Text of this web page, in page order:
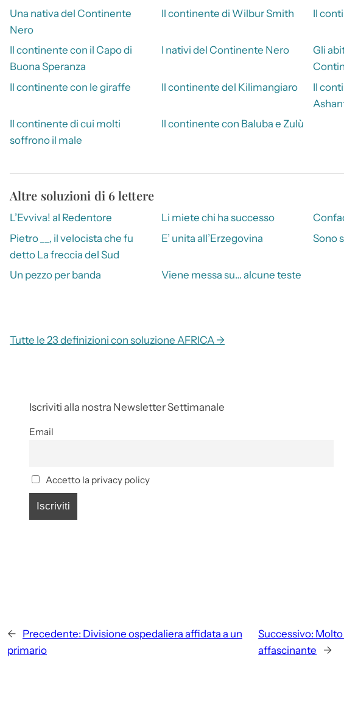
Una nativa del Continente
Nero
Il continente di Wilbur Smith Il
Il continente con il Capo di
Buona Speranza
I nativi del Continente Nero
Gli
Il continente con le giraffe
Il continente del Kilimangiaro
Il
Il continente di cui molti
soffrono il male
Il continente con Baluba e Zulù
Altre soluzioni di 6 lettere
L’Evviva! al Redentore Li miete chi ha successo
Pietro __, il velocista che fu
detto La freccia del Sud
E’ unita all’Erzegovina Sono
Un pezzo per banda Viene messa su… alcune teste
Tutte le 23 definizioni con soluzione AFRICA →
Iscriviti alla nostra Newsletter Settimanale
Email
Accetto la privacy policy
← Precedente: Divisione ospedaliera affidata a un
primario
Successivo:
affascinante
→